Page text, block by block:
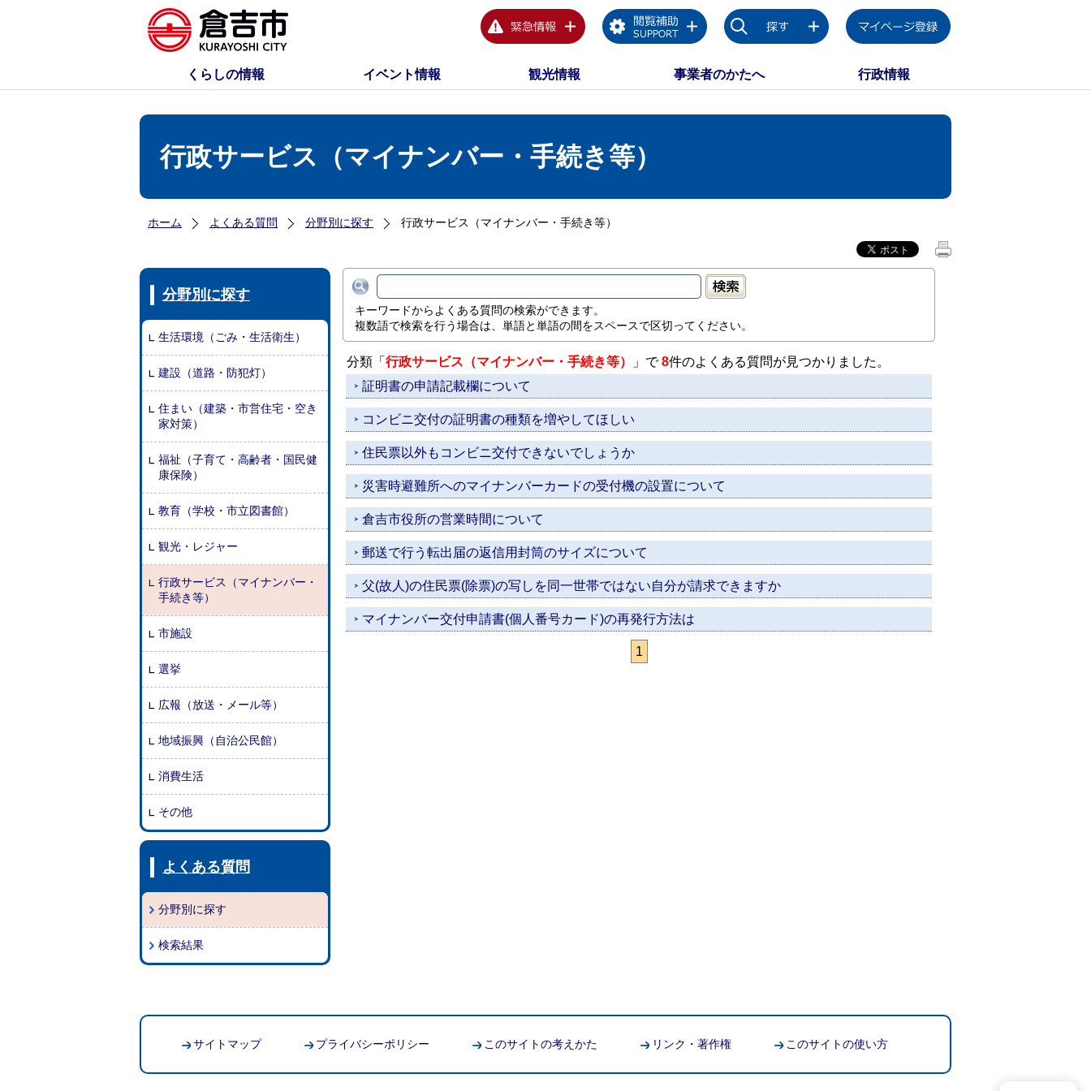
くらしの情報 イベント情報 観光情報 事業者のかたへ 行政情報
行政サービス（マイナンバー・手続き等）
ホーム よくある質問 分野別に探す 行政サービス（マイナンバー・手続き等）
分野別に探す
生活環境（ごみ・生活衛生）
建設（道路・防犯灯）
住まい（建築・市営住宅・空き
家対策）
福祉（子育て・高齢者・国民健
康保険）
教育（学校・市立図書館）
観光・レジャー
行政サービス（マイナンバー・
手続き等）
市施設
選挙
広報（放送・メール等）
地域振興（自治公民館）
消費生活
その他
よくある質問
分野別に探す
検索結果
キーワードからよくある質問の検索ができます。
複数語で検索を行う場合は、単語と単語の間をスペースで区切ってください。
分類「 行政サービス（マイナンバー・手続き等） 」で8件のよくある質問が見つかりました。
証明書の申請記載欄について
コンビニ交付の証明書の種類を増やしてほしい
住民票以外もコンビニ交付できないでしょうか
災害時避難所へのマイナンバーカードの受付機の設置について
倉吉市役所の営業時間について
郵送で行う転出届の返信用封筒のサイズについて
父(故人)の住民票(除票)の写しを同一世帯ではない自分が請求できますか
マイナンバー交付申請書(個人番号カード)の再発行方法は
1
サイトマップ プライバシーポリシー このサイトの考えかた リンク・著作権 このサイトの使い方